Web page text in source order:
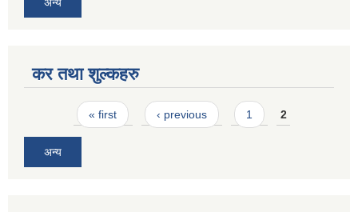
अन्य
कर तथा शुल्कहरु
Pages« first ‹ previous 1 2
अन्य